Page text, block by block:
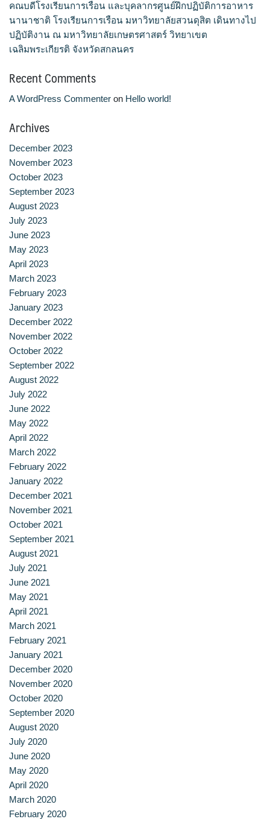
ทิศทางการดำเนินงานของมหาวิทยาลัยสวนดุสิต
ทุนการศึกษา
บันทึกเทปกิจกรรม
บุคลากรสายวิชาการ
บุคลากรสายสนับสนุนวิชาการ
ประวัติ วิสัยทัศน์ พันธกิจ โรงเรียนการเรือน
ปริญญาตรี
ผู้ปกครอง
พันธมิตร
รวมเรื่องขนมไทย
รายงานผลการดำเนินงาน
วารสารวัฒนธรรมอาหารไทย
วีดีโอแนะนำ
ศิษย์เก่า
สาขาวิชาการกำหนดและการประกอบอาหาร
สาขาวิชาคหกรรมศาสตร์
สาขาวิชาอุตสาหกรรมการประกอบอาหาร
สาขาวิชาเทคโนโลยีการประกอบอาหารและการบริการ
สาขาวิชาเทคโนโลยีการแปรรูปอาหาร
สาขาวิชาเทคโนโลยีอาหาร
สาขาวิชาโภชนาการและการประกอบอาหาร
สาขาวิชาโภชนาการและการประกอบอาหารเพื่อการสร้างเสริม
สมรรถภาพและการชะลอวัย
หน้าแรก
หลักสูตรอบรมฟรี (Reskill Upskill)
อาหารเพื่อสุขภาพ ดีต่อกายและใจ
อาหารไทยรสเลิศ
คณบดีโรงเรียนการเรือน และบุคลากรศูนย์ฝึกปฏิบัติการอาหาร
นานาชาติ โรงเรียนการเรือน มหาวิทยาลัยสวนดุสิต เดินทางไป
ปฏิบัติงาน ณ มหาวิทยาลัยเกษตรศาสตร์ วิทยาเขต
เฉลิมพระเกียรติ จังหวัดสกลนคร
Recent Comments
A WordPress Commenter on Hello world!
Archives
December 2023
November 2023
October 2023
September 2023
August 2023
July 2023
June 2023
May 2023
April 2023
March 2023
February 2023
January 2023
December 2022
November 2022
October 2022
September 2022
August 2022
July 2022
June 2022
May 2022
April 2022
March 2022
February 2022
January 2022
December 2021
November 2021
October 2021
September 2021
August 2021
July 2021
June 2021
May 2021
April 2021
March 2021
February 2021
January 2021
December 2020
November 2020
October 2020
September 2020
August 2020
July 2020
June 2020
May 2020
April 2020
March 2020
February 2020